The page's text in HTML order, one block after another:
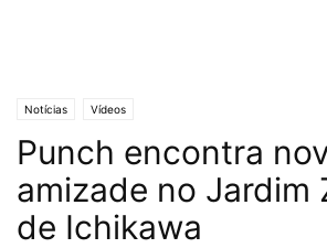
Notícias Vídeos
Punch encontra
amizade no Jardim
de Ichikawa